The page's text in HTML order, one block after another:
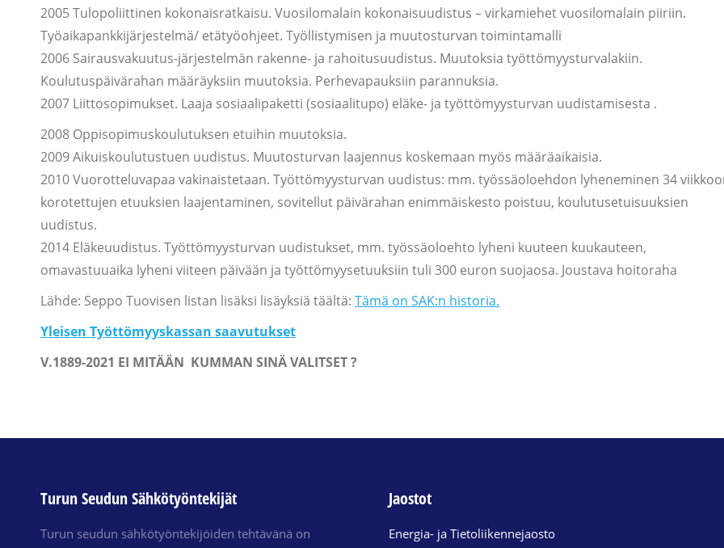
2005 Tulopoliittinen kokonaisratkaisu. Vuosilomalain kokonaisuudistus – virkamiehet vuosilomalain piiriin.
Työaikapankkijärjestelmä/ etätyöohjeet. Työllistymisen ja muutosturvan toimintamalli
2006 Sairausvakuutus-järjestelmän rakenne- ja rahoitusuudistus. Muutoksia työttömyysturvalakiin.
Koulutuspäivärahan määräyksiin muutoksia. Perhevapauksiin parannuksia.
2007 Liittosopimukset. Laaja sosiaalipaketti (sosiaalitupo) eläke- ja työttömyysturvan uudistamisesta .
2008 Oppisopimuskoulutuksen etuihin muutoksia.
2009 Aikuiskoulutustuen uudistus. Muutosturvan laajennus koskemaan myös määräaikaisia.
2010 Vuorotteluvapaa vakinaistetaan. Työttömyysturvan uudistus: mm. työssäoloehdon lyheneminen 34
korotettujen etuuksien laajentaminen, sovitellut päivärahan enimmäiskesto poistuu, koulutusetuisuuksien
uudistus.
2014 Eläkeuudistus. Työttömyysturvan uudistukset, mm. työssäoloehto lyheni kuuteen kuukauteen,
omavastuuaika lyheni viiteen päivään ja työttömyysetuuksiin tuli 300 euron suojaosa. Joustava hoitoraha
Lähde: Seppo Tuovisen listan lisäksi lisäyksiä täältä: Tämä on SAK:n historia.
Yleisen Työttömyyskassan saavutukset
V.1889-2021 EI MITÄÄN KUMMAN SINÄ VALITSET ?
Turun Seudun Sähkötyöntekijät
Turun seudun sähkötyöntekijöiden tehtävänä on
Jaostot
Energia- ja Tietoliikennejaosto